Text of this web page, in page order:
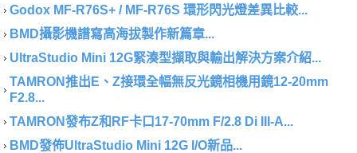
Godox MF-R76S+ / MF-R76S 環形閃光燈差異比較...
BMD攝影機譜寫高海拔製作新篇章...
UltraStudio Mini 12G緊湊型擷取與輸出解決方案介紹...
TAMRON推出E、Z接環全幅無反光鏡相機用鏡12-20mm
F2.8...
TAMRON發布Z和RF卡口17-70mm F/2.8 Di III-A...
BMD發佈UltraStudio Mini 12G I/O新品...